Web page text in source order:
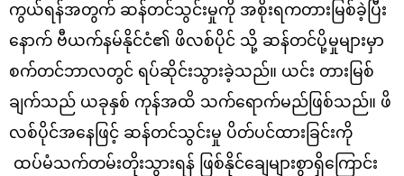
ကွယ်ရန်အတွက် ဆန်တင်သွင်းမှုကို အစိုးရကတားမြစ်ခဲ့ပြီး
နောက် ဗီယက်နမ်နိုင်ငံ၏ ဖိလစ်ပိုင် သို့ ဆန်တင်ပို့မှုများမှာ
စက်တင်ဘာလတွင် ရပ်ဆိုင်းသွားခဲ့သည်။ ယင်း တားမြစ်
ချက်သည် ယခုနှစ် ကုန်အထိ သက်ရောက်မည်ဖြစ်သည်။ ဖိ
လစ်ပိုင်အနေဖြင့် ဆန်တင်သွင်းမှု ပိတ်ပင်ထားခြင်းကို
ထပ်မံသက်တမ်းတိုးသွားရန် ဖြစ်နိုင်ချေများစွာရှိကြောင်း